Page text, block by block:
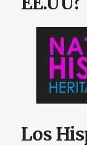
Los